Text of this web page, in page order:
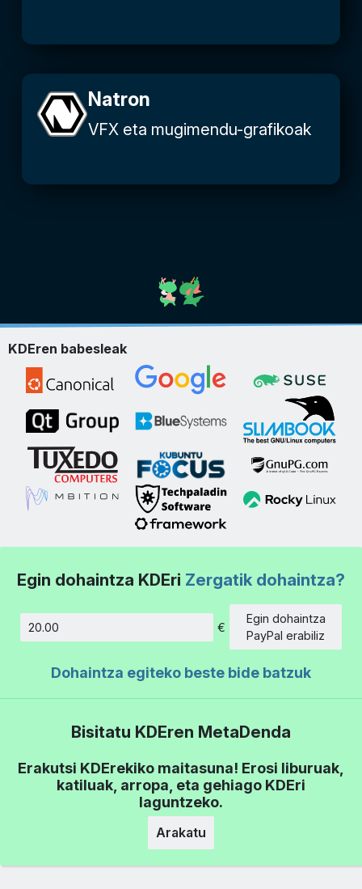
Natron
VFX eta mugimendu-grafikoak
KDEren babesleak
Egin dohaintza KDEri Zergatik dohaintza?
Kopurua
€
Egin dohaintza
PayPal erabiliz
Dohaintza egiteko beste bide batzuk
Bisitatu KDEren MetaDenda
Erakutsi KDErekiko maitasuna! Erosi liburuak,
katiluak, arropa, eta gehiago KDEri
laguntzeko.
Arakatu